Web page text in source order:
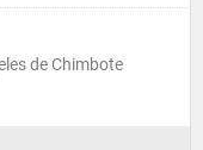
de Chimbote